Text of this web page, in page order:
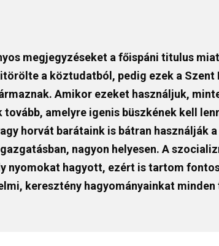
megjegyzéseket a főispáni titulus
a köztudatból, pedig ezek a Szent
Amikor ezeket használjuk,
amelyre igenis büszkének kell
horvát barátaink is bátran használják
nagyon helyesen. A
nyomokat hagyott, ezért is tartom
keresztény hagyományainkat minden